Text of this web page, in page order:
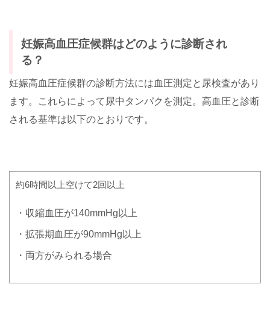
妊娠高血圧症候群はどのように診断され
る？
妊娠高血圧症候群の診断方法には血圧測定と尿検査があり
ます。これらによって尿中タンパクを測定。高血圧と診断
される基準は以下のとおりです。
約6時間以上空けて2回以上
・収縮血圧が140mmHg以上
・拡張期血圧が90mmHg以上
・両方がみられる場合